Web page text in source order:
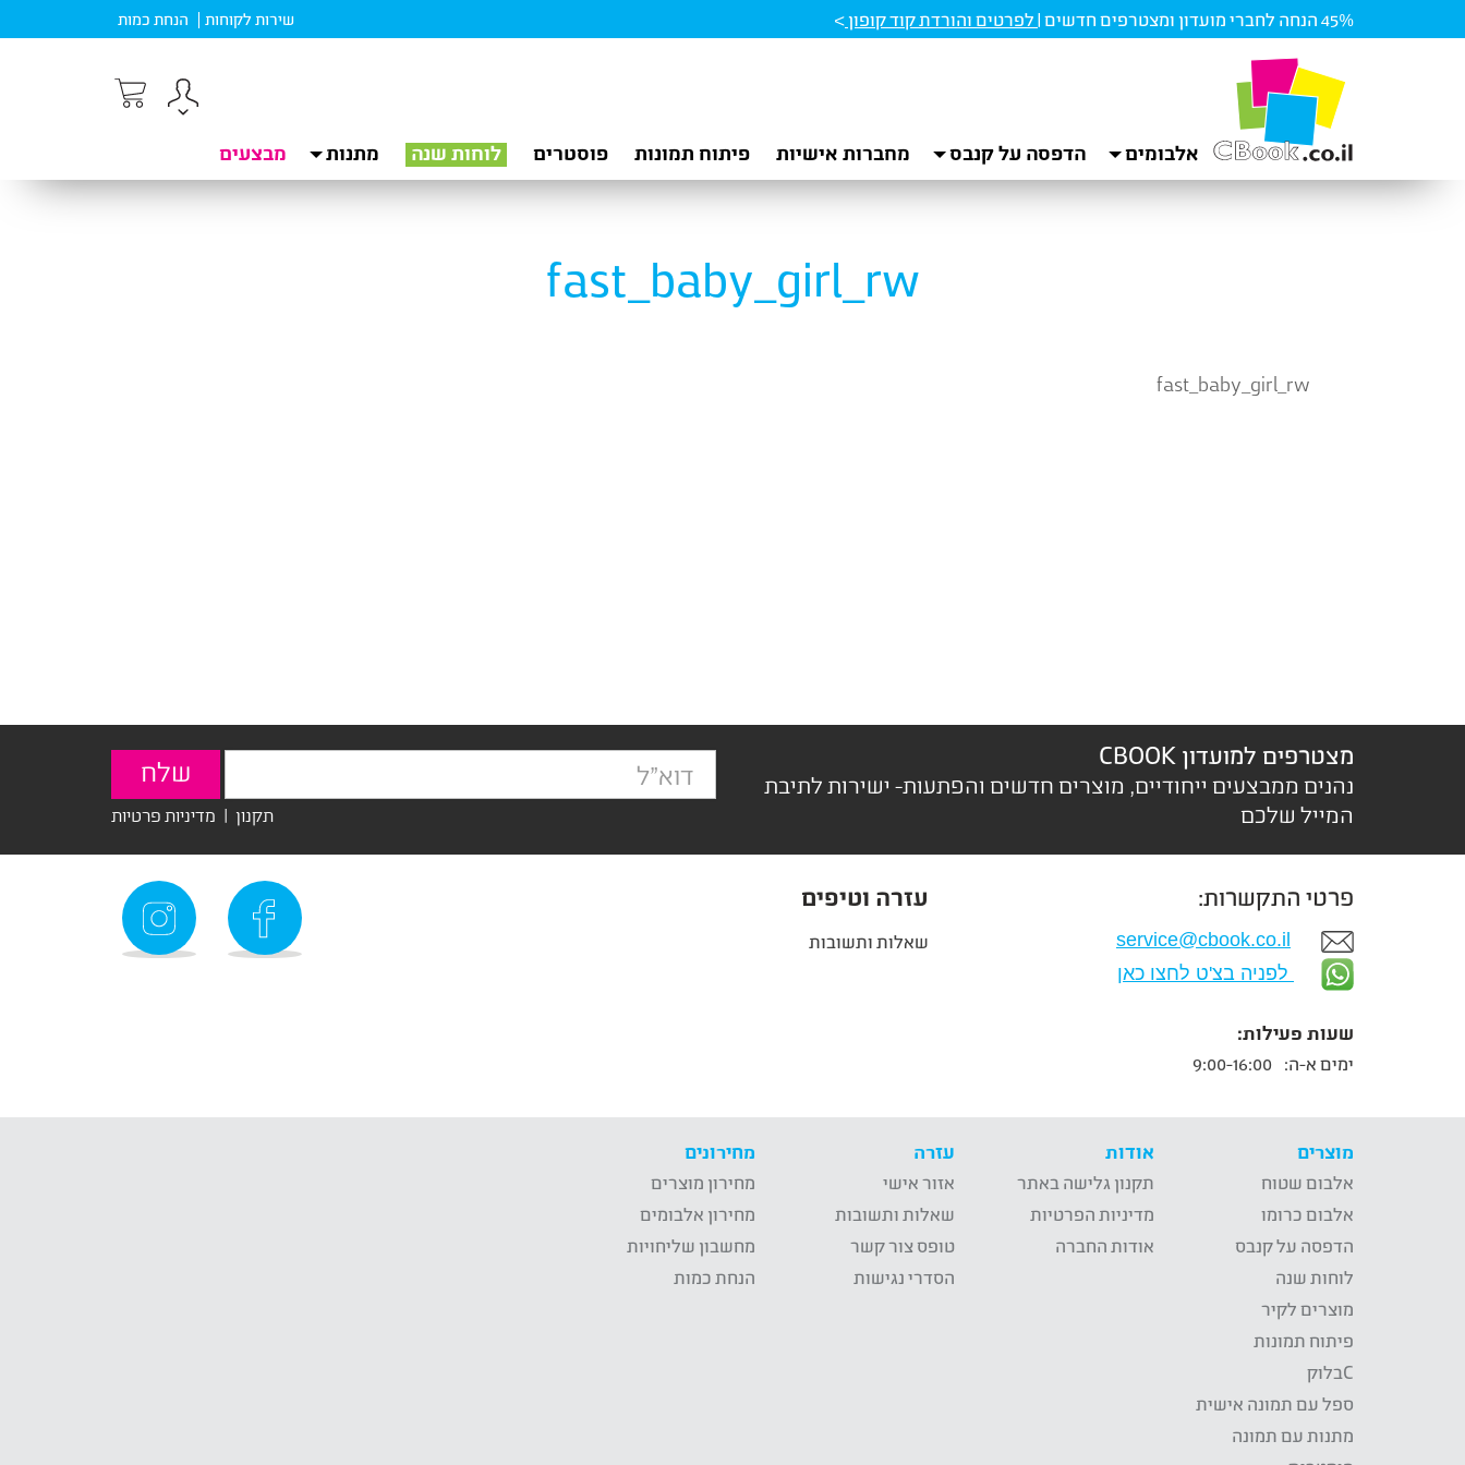
45% הנחה לחברי מועדון ומצטרפים חדשים | לפרטים והורדת קוד קופון> שירות לקוחות הנחת כמות
אלבומים הדפסה על קנבס מחברות אישיות פיתוח תמונות פוסטרים לוחות שנה מתנות מבצעים
fast_baby_girl_rw
fast_baby_girl_rw
מצטרפים למועדון CBOOK
נהנים ממבצעים ייחודיים, מוצרים חדשים והפתעות- ישירות לתיבת
המייל שלכם
תקנון | מדיניות פרטיות
פרטי התקשרות:
service@cbook.co.il
לפניה בצ'ט לחצו כאן
שעות פעילות:
ימים א-ה:
עזרה וטיפים
שאלות ותשובות
מוצרים
אלבום שטוח
אלבום כרומו
הדפסה על קנבס
לוחות שנה
מוצרים לקיר
פיתוח תמונות
Cבלוק
ספל עם תמונה אישית
מתנות עם תמונה
אודות
תקנון גלישה באתר
מדיניות הפרטיות
אודות החברה
עזרה
אזור אישי
שאלות ותשובות
טופס צור קשר
הסדרי נגישות
מחירונים
מחירון מוצרים
מחירון אלבומים
מחשבון שליחויות
הנחת כמות